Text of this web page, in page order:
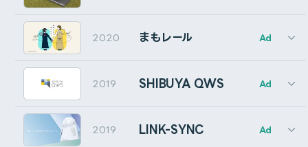
ライセンス表示に関するエラーの一覧
Activation Failure (E0) … 入力したライセンスキーの形
式が違います。
が間違っています。
Activation Failure (E2) … Gumroadのライセンスキー
Designshipのオープニングムービーの、キービジュアルの
モーショングラフィックスとファーストカットを担当しま
した。
Movie Director : @minmooba @estwire
Movie : Cumuloworks / @meikonishi / @TakutoNio /
Music :  http://cubicroom.net
Narration : @kotttone
花譜 2nd ONE-MAN LIVE 「不可解弐Q1」の映像演出
を一部担当しました。
Typography Design : Asteroid
Motion Design : Cumuloworks
キャラライブアプリ「IRIAM」のリニューアルにあたり、
ロゴアニメーション・コンセプトムービーのモーショング
ラフィックスを担当しました。
Client : IRIAM inc.
Creative Planner : Mao Shimojo
Motion Designer : Tomoya Eguchi (Cumuloworks)
中国绊爱「化身星海」のMVの一部シーンを制作しまし
た。
Vocal：中国绊爱
Music : 纪粹希(G-Tracy)/李懋扬(T2o)
2020 まもレール Ad
2019 SHIBUYA QWS Ad
2019 LINK-SYNC Ad